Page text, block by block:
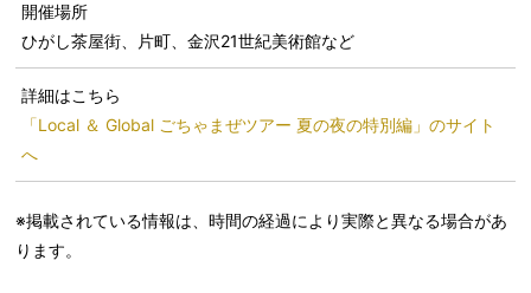
開催場所
ひがし茶屋街、片町、金沢21世紀美術館など
詳細はこちら
「Local ＆ Global ごちゃまぜツアー 夏の夜の特別編」のサイト
へ
※掲載されている情報は、時間の経過により実際と異なる場合があ
ります。